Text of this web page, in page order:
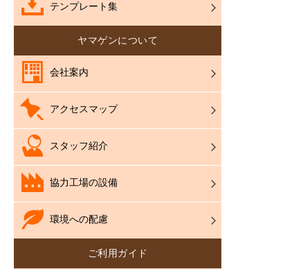
テンプレート集
ヤマゲンについて
会社案内
アクセスマップ
スタッフ紹介
協力工場の設備
環境への配慮
ご利用ガイド